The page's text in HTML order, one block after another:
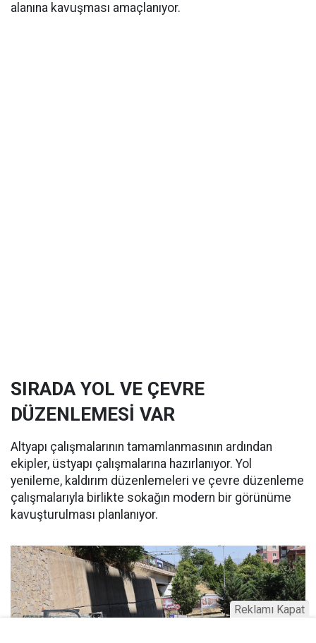
alanına kavuşması amaçlanıyor.
SIRADA YOL VE ÇEVRE
DÜZENLEMESİ VAR
Altyapı çalışmalarının tamamlanmasının ardından
ekipler, üstyapı çalışmalarına hazırlanıyor. Yol
yenileme, kaldırım düzenlemeleri ve çevre düzenleme
çalışmalarıyla birlikte sokağın modern bir görünüme
kavuşturulması planlanıyor.
Reklamı Kapat